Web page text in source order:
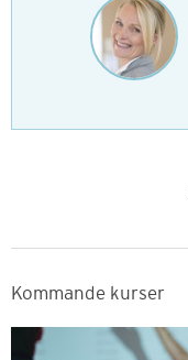
Kommande kurser